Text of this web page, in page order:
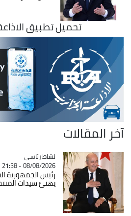
تحميل تطبيق الاذاعة
آخر المقالات
Catégorie
نشاط رئاسي
08/08/2026 - 21:38
رئيس الجمهورية
يهنئ سيدات